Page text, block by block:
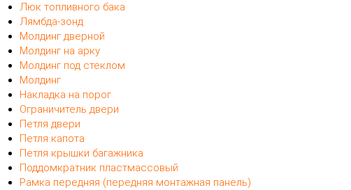
Люк топливного бака
Лямбда-зонд
Молдинг дверной
Молдинг на арку
Молдинг под стеклом
Молдинг
Накладка на порог
Ограничитель двери
Петля двери
Петля капота
Петля крышки багажника
Поддомкратник пластмассовый
Рамка передняя (передняя монтажная панель)